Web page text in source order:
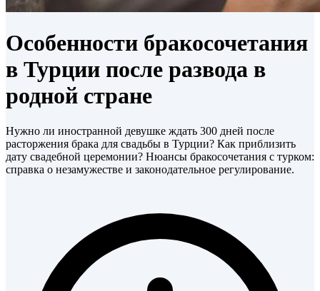
Особенности бракосочетания
в Турции после развода в
родной стране
Нужно ли иностранной девушке ждать 300 дней после
расторжения брака для свадьбы в Турции? Как приблизить
дату свадебной церемонии? Нюансы бракосочетания с турком:
справка о незамужестве и законодательное регулирование.